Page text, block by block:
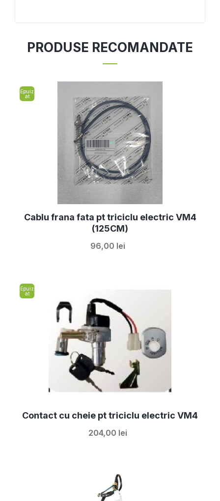
PRODUSE RECOMANDATE
Epuiz
at
Cablu frana fata pt triciclu electric VM4
(125CM)
96,00 lei
Epuiz
at
Contact cu cheie pt triciclu electric VM4
204,00 lei